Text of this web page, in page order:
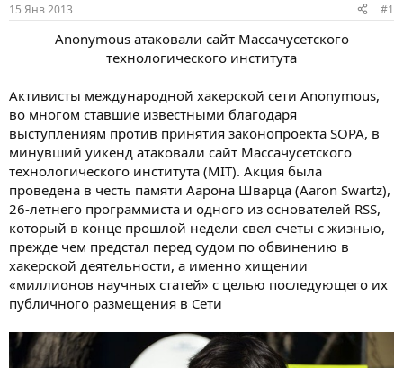
м
а
л
15 Янв 2013 #1
Anonymous атаковали сайт Массачусетского
технологического института
Активисты международной хакерской сети Anonymous,
во многом ставшие известными благодаря
выступлениям против принятия законопроекта SOPA, в
минувший уикенд атаковали сайт Массачусетского
технологического института (MIT). Акция была
проведена в честь памяти Аарона Шварца (Aaron Swartz),
26-летнего программиста и одного из основателей RSS,
который в конце прошлой недели свел счеты с жизнью,
прежде чем предстал перед судом по обвинению в
хакерской деятельности, а именно хищении
«миллионов научных статей» с целью последующего их
публичного размещения в Сети